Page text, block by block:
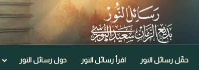
حول رسائل النور اقرأ رسائل النور حمِّل رسائل النور